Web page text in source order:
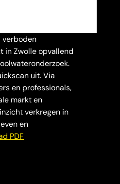
verboden
in Zwolle opvallend
uit. Via
en professionals,
markt en
verkregen in
en
PDF